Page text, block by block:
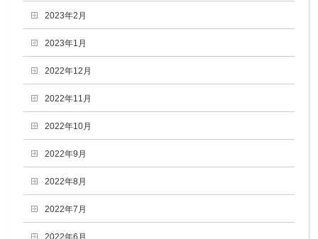
2023年2月
2023年1月
2022年12月
2022年11月
2022年10月
2022年9月
2022年8月
2022年7月
2022年6月